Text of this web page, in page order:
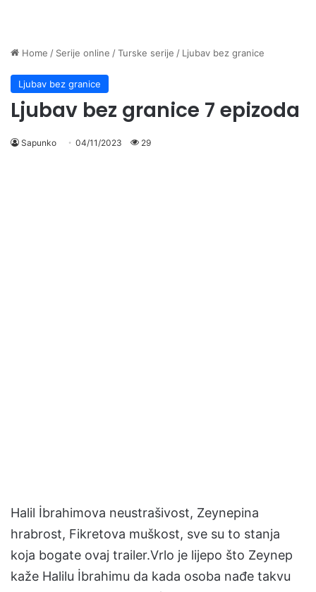
Home / Serije online /Turske serije / Ljubav bez granice
Ljubav bez granice
Ljubav bez granice 7 epizoda
Sapunko 04/11/2023 29
Halil İbrahimova neustrašivost, Zeynepina
hrabrost, Fikretova muškost, sve su to stanja
koja bogate ovaj trailer.Vrlo je lijepo što Zeynep
kaže Halilu İbrahimu da kada osoba nađe takvu